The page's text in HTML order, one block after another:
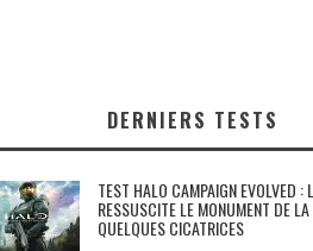
DERNIERS TESTS
TEST HALO CAMPAIGN EVOLVED :
RESSUSCITE LE MONUMENT DE
QUELQUES CICATRICES